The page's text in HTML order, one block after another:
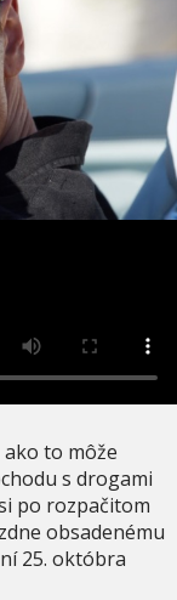
ako to môže
s drogami
po rozpačitom
obsadenému
25. októbra